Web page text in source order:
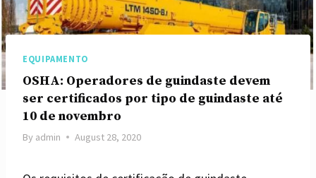
EQUIPAMENTO
OSHA: Operadores de guindaste devem
ser certificados por tipo de guindaste até
10 de novembro
By admin August 28, 2020